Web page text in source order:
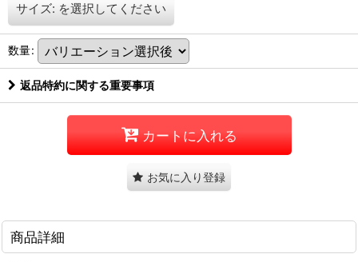
サイズ: を選択してください
数量:
返品特約に関する重要事項
カートに入れる
お気に入り登録
商品詳細